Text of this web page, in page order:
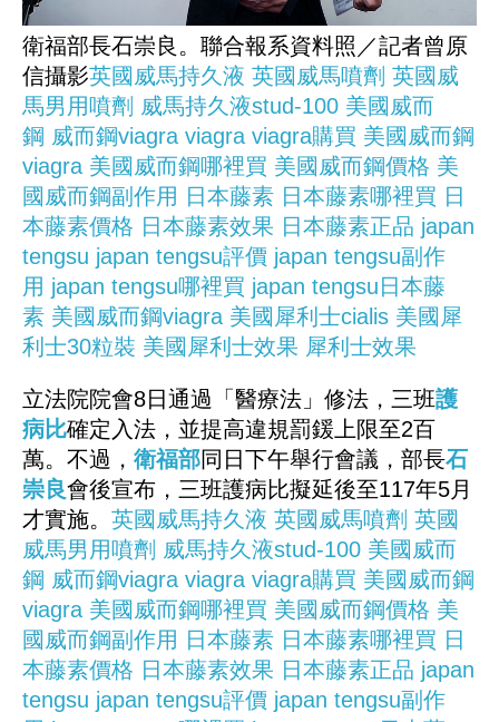
衛福部長石崇良。聯合報系資料照／記者曾原
信攝影英國威馬持久液 英國威馬噴劑 英國威
馬男用噴劑 威馬持久液stud-100 美國威而
鋼 威而鋼viagra viagra viagra購買 美國威而鋼
viagra 美國威而鋼哪裡買 美國威而鋼價格 美
國威而鋼副作用 日本藤素 日本藤素哪裡買 日
本藤素價格 日本藤素效果 日本藤素正品 japan
tengsu japan tengsu評價 japan tengsu副作
用 japan tengsu哪裡買 japan tengsu日本藤
素 美國威而鋼viagra 美國犀利士cialis 美國犀
利士30粒裝 美國犀利士效果 犀利士效果
立法院院會8日通過「醫療法」修法，三班護
病比確定入法，並提高違規罰鍰上限至2百
萬。不過， 衛福部同日下午舉行會議，部長石
崇良會後宣布，三班護病比擬延後至117年5月
才實施。 英國威馬持久液 英國威馬噴劑 英國
威馬男用噴劑 威馬持久液stud-100 美國威而
鋼 威而鋼viagra viagra viagra購買 美國威而鋼
viagra 美國威而鋼哪裡買 美國威而鋼價格 美
國威而鋼副作用 日本藤素 日本藤素哪裡買 日
本藤素價格 日本藤素效果 日本藤素正品 japan
tengsu japan tengsu評價 japan tengsu副作